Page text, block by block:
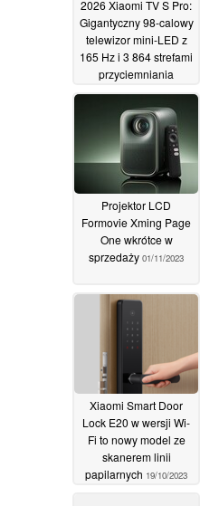
2026 Xiaomi TV S Pro:
Gigantyczny 98-calowy
telewizor mini-LED z
165 Hz i 3 864 strefami
przyciemniania
wchodzi na rynek
24/10/2025
Projektor LCD
Formovie Xming Page
One wkrótce w
sprzedaży 01/11/2023
Xiaomi Smart Door
Lock E20 w wersji Wi-
Fi to nowy model ze
skanerem linii
papilarnych 19/10/2023